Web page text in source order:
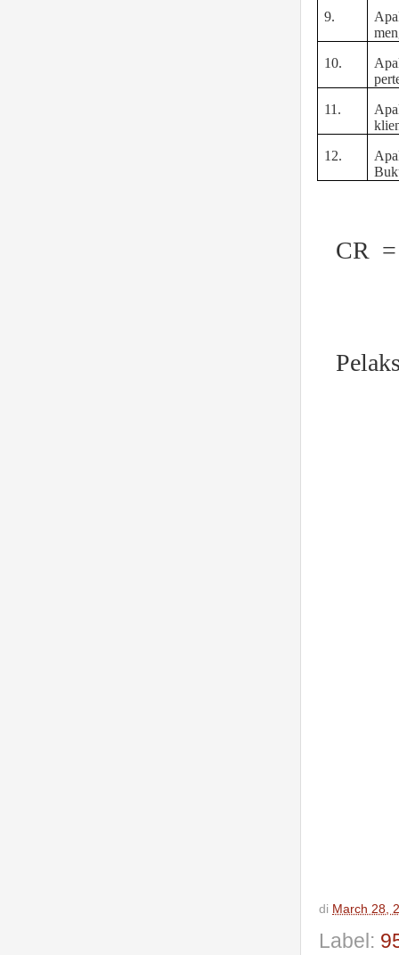
9.
10.
11.
12.
CR =
di March 28,
Label: